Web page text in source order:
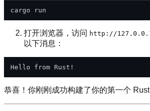
打开浏览器，访问 http://
以下消息：
恭喜！你刚刚成功构建了你的第一个